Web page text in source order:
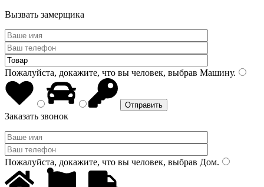
Вызвать замерщика
Пожалуйста, докажите, что вы человек, выбрав Машину.
Заказать звонок
Пожалуйста, докажите, что вы человек, выбрав Дом.